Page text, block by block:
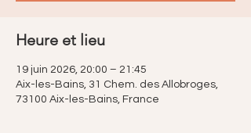
Heure et lieu
19 juin 2026, 20:00 – 21:45
Aix-les-Bains, 31 Chem. des Allobroges,
73100 Aix-les-Bains, France